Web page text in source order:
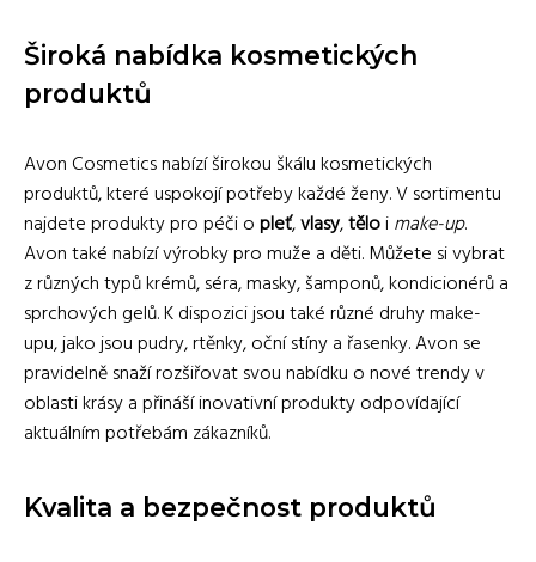
Široká nabídka kosmetických
produktů
Avon Cosmetics nabízí širokou škálu kosmetických
produktů, které uspokojí potřeby každé ženy. V sortimentu
najdete produkty pro péči opleť,vlasy,těloimake-up.
Avon také nabízí výrobky pro muže a děti. Můžete si vybrat
z různých typů krémů, séra, masky, šamponů, kondicionérů a
sprchových gelů. K dispozici jsou také různé druhy make-
upu, jako jsou pudry, rtěnky, oční stíny a řasenky. Avon se
pravidelně snaží rozšiřovat svou nabídku o nové trendy v
oblasti krásy a přináší inovativní produkty odpovídající
aktuálním potřebám zákazníků.
Kvalita a bezpečnost produktů